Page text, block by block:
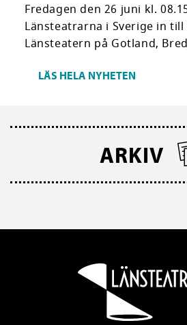
Fredagen den 26 juni kl.
Länsteatrarna i Sverige in
Länsteatern på Gotland,
LÄS HELA NYHETEN
ARKIV